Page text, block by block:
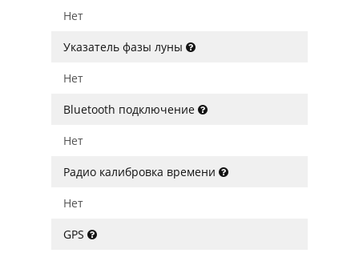
Нет
Указатель фазы луны
Нет
Bluetooth подключение
Нет
Радио калибровка времени
Нет
GPS